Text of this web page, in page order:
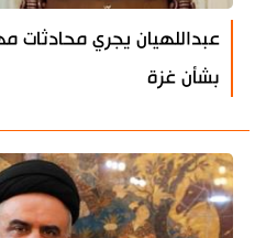
عبداللهيان يجري محادثات
بشأن غزة